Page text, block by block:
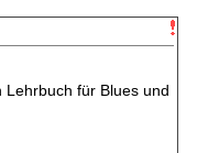
für Blues und